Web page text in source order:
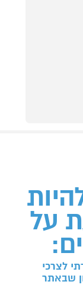
על
לצרכי
שבאתר